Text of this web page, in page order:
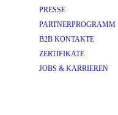
PRESSE
PARTNERPROGRAMM
B2B KONTAKTE
ZERTIFIKATE
JOBS & KARRIEREN